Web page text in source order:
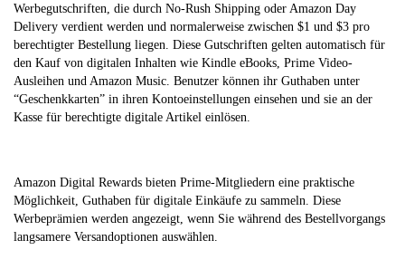
Werbegutschriften, die durch No-Rush Shipping oder Amazon Day
Delivery verdient werden und normalerweise zwischen $1 und $3 pro
berechtigter Bestellung liegen. Diese Gutschriften gelten automatisch für
den Kauf von digitalen Inhalten wie Kindle eBooks, Prime Video-
Ausleihen und Amazon Music. Benutzer können ihr Guthaben unter
“Geschenkkarten” in ihren Kontoeinstellungen einsehen und sie an der
Kasse für berechtigte digitale Artikel einlösen.
Amazon Digital Rewards bieten Prime-Mitgliedern eine praktische
Möglichkeit, Guthaben für digitale Einkäufe zu sammeln. Diese
Werbeprämien werden angezeigt, wenn Sie während des Bestellvorgangs
langsamere Versandoptionen auswählen.